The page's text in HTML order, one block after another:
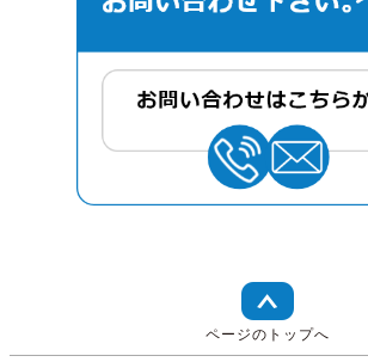
ページのトップへ